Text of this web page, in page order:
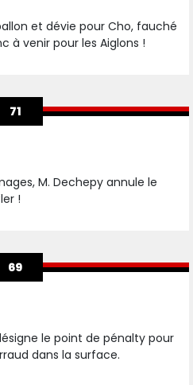
et dévie pour Cho, fauché
à venir pour les Aiglons !
71
M. Dechepy annule le
!
69
le point de pénalty pour
dans la surface.